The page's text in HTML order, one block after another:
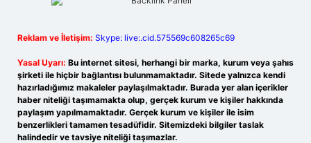
Reklam ve İletişim: Skype: live:.cid.575569c608265c69
Yasal Uyarı: Bu internet sitesi, herhangi bir marka, kurum veya şahıs
şirketi ile hiçbir bağlantısı bulunmamaktadır. Sitede yalnızca kendi
hazırladığımız makaleler paylaşılmaktadır. Burada yer alan içerikler
haber niteliği taşımamakta olup, gerçek kurum ve kişiler hakkında
paylaşım yapılmamaktadır. Gerçek kurum ve kişiler ile isim
benzerlikleri tamamen tesadüfidir. Sitemizdeki bilgiler taslak
halindedir ve tavsiye niteliği taşımazlar.